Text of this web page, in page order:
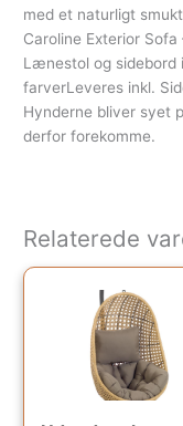
med et naturligt
Caroline Exterior
Lænestol og sidebord
farverLeveres inkl.
Hynderne bliver syet
derfor forekomme.
Relaterede